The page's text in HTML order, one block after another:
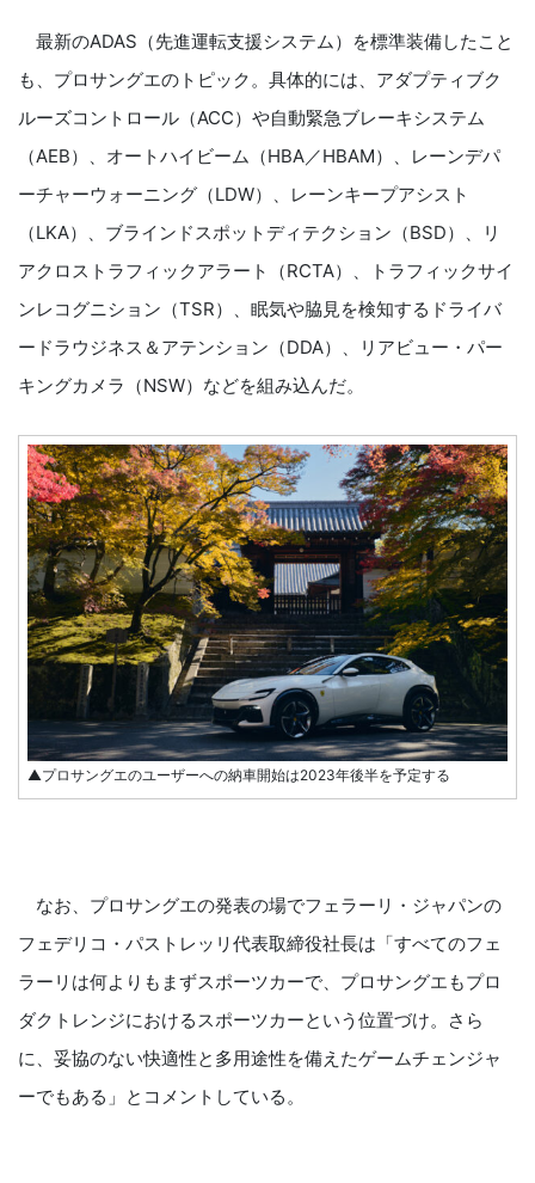
最新のADAS（先進運転支援システム）を標準装備したこと
も、プロサングエのトピック。具体的には、アダプティブク
ルーズコントロール（ACC）や自動緊急ブレーキシステム
（AEB）、オートハイビーム（HBA／HBAM）、レーンデパ
ーチャーウォーニング（LDW）、レーンキープアシスト
（LKA）、ブラインドスポットディテクション（BSD）、リ
アクロストラフィックアラート（RCTA）、トラフィックサイ
ンレコグニション（TSR）、眠気や脇見を検知するドライバ
ードラウジネス＆アテンション（DDA）、リアビュー・パー
キングカメラ（NSW）などを組み込んだ。
▲プロサングエのユーザーへの納車開始は2023年後半を予定する
なお、プロサングエの発表の場でフェラーリ・ジャパンの
フェデリコ・パストレッリ代表取締役社長は「すべてのフェ
ラーリは何よりもまずスポーツカーで、プロサングエもプロ
ダクトレンジにおけるスポーツカーという位置づけ。さら
に、妥協のない快適性と多用途性を備えたゲームチェンジャ
ーでもある」とコメントしている。